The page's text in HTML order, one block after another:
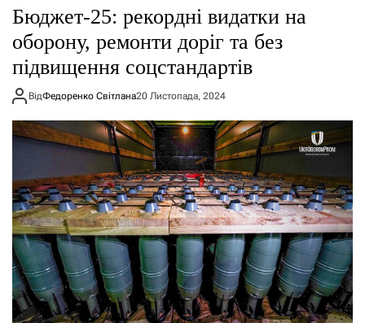
Бюджет-25: рекордні видатки на
оборону, ремонти доріг та без
підвищення соцстандартів
ВідФедоренко Світлана20 Листопада, 2024